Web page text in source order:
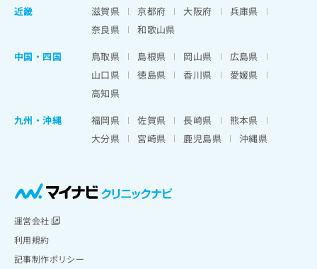
近畿
滋賀県 京都府 大阪府
兵庫県
奈良県
和歌山県
中国・四国
鳥取県 島根県 岡山県
広島県
山口県
徳島県 香川県
愛媛県
高知県
九州・沖縄
福岡県 佐賀県 長崎県
熊本県
大分県
宮崎県 鹿児島県 沖縄県
運営会社
利用規約
記事制作ポリシー